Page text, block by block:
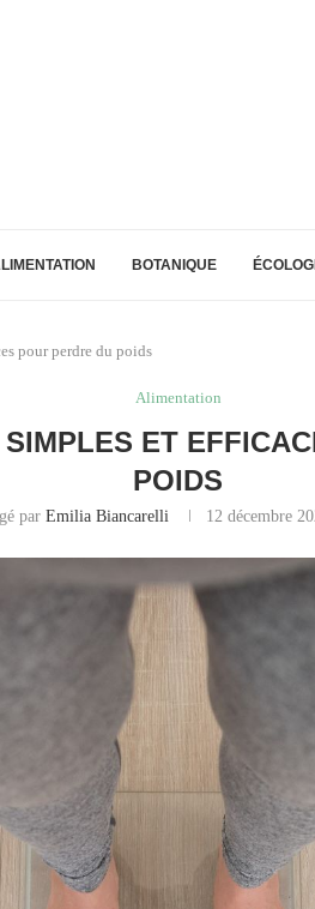
BOTANIQUE
pour perdre du poids
Alimentation
ET
POIDS
par Emilia Biancarelli 12 décembre